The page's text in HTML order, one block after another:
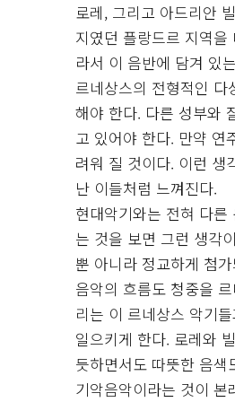
로레, 그리고 아드리안
지였던 플랑드르 지역
라서 이 음반에 담겨 있
르네상스의 전형적인
해야 한다. 다른 성부와
고 있어야 한다. 만약 연
려워 질 것이다. 이런 생
난 이들처럼 느껴진다.
현대악기와는 전혀 다
는 것을 보면 그런 생각
뿐 아니라 정교하게 첨
음악의 흐름도 청중을
리는 이 르네상스 악기
일으키게 한다. 로레와
듯하면서도 따뜻한 음
기악음악이라는 것이